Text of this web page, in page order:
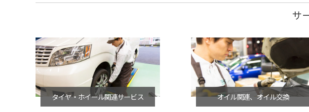
サ
タイヤ・ホイール関連サービス オイル関連、オイル交換